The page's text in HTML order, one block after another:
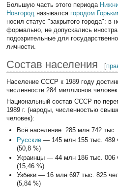
Большую часть этого периода
Новгород назывался городом
носил статус "закрытого города": в
формально, не допускались
подозрительные для
личности.
Состав населения [
Население СССР к 1989 году
численности 284 миллионов человек.
Национальный состав СССР по
1989 г. (народы, численностью
человек):
Всё население: 285 млн 742 тыс.
Русские— 145 млн 155 тыс. 489
(50,8 %)
Украинцы — 44 млн 186 тыс. 006
(15,46 %)
Узбеки — 16 млн 697 тыс. 825
(5,84 %)